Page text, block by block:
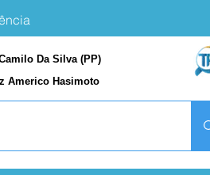
Da Silva (PP)
Americo Hasimoto